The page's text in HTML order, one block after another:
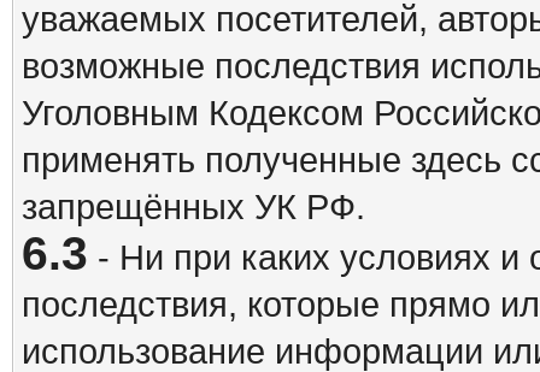
уважаемых посетителей,
возможные последствия
Уголовным Кодексом
применять полученные здесь
запрещённых УК РФ.
6.3 - Ни при каких условиях и
последствия, которые прямо
использование информации